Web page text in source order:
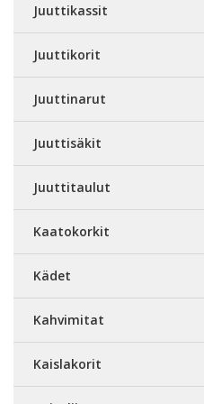
Juuttikassit
Juuttikorit
Juuttinarut
Juuttisäkit
Juuttitaulut
Kaatokorkit
Kädet
Kahvimitat
Kaislakorit